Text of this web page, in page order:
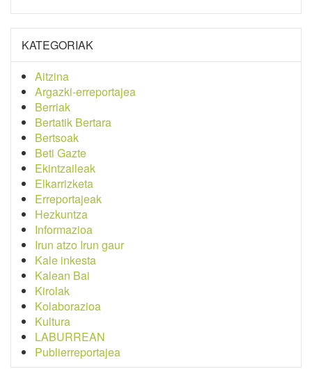
KATEGORIAK
Aitzina
Argazki-erreportajea
Berriak
Bertatik Bertara
Bertsoak
Beti Gazte
Ekintzaileak
Elkarrizketa
Erreportajeak
Hezkuntza
Informazioa
Irun atzo Irun gaur
Kale inkesta
Kalean Bai
Kirolak
Kolaborazioa
Kultura
LABURREAN
Publierreportajea